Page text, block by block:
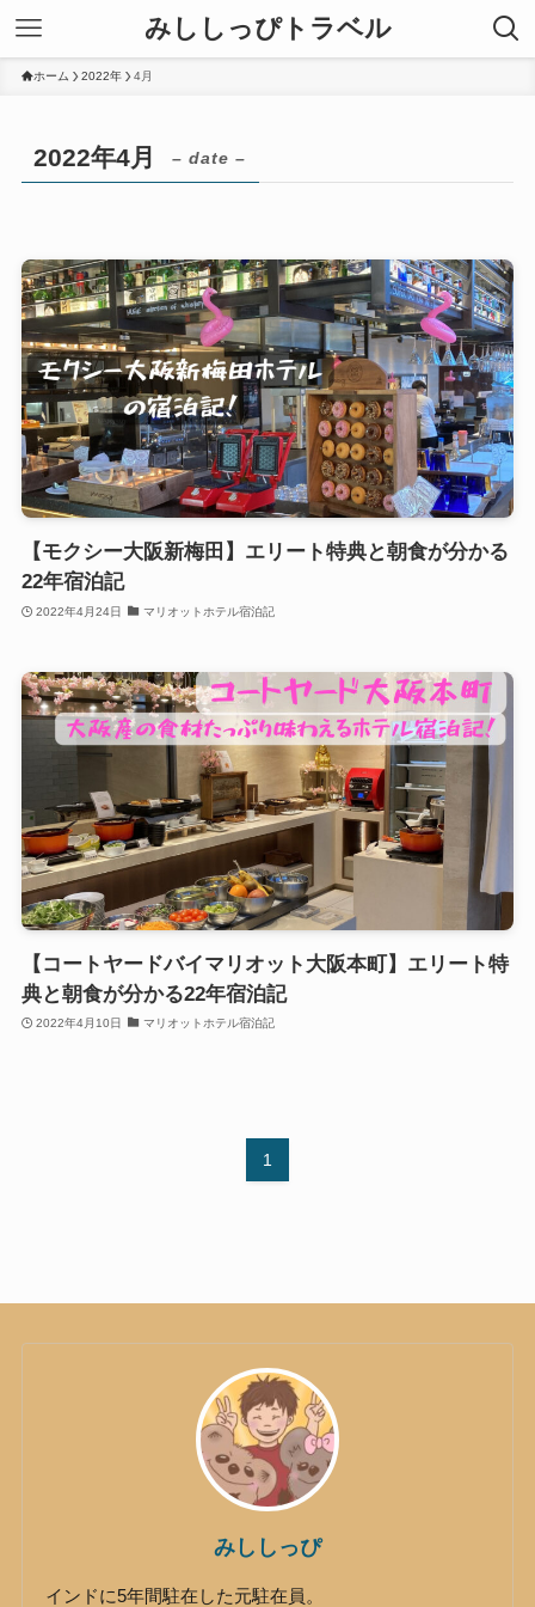
みししっぴトラベル
ホーム 2022年 4月
2022年4月 – date –
【モクシー大阪新梅田】エリート特典と朝食が分かる
22年宿泊記
2022年4月24日 マリオットホテル宿泊記
【コートヤードバイマリオット大阪本町】エリート特
典と朝食が分かる22年宿泊記
2022年4月10日 マリオットホテル宿泊記
1
みししっぴ
インドに5年間駐在した元駐在員。